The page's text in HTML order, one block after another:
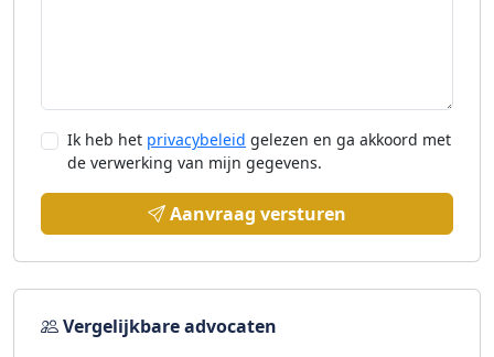
Ik heb het privacybeleid gelezen en ga akkoord met
de verwerking van mijn gegevens.
Aanvraag versturen
Vergelijkbare advocaten